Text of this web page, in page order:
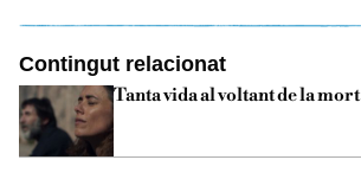
Contingut relacionat
Tanta vida al voltant de la mort